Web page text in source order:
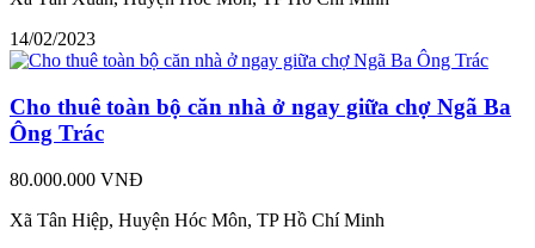
14/02/2023
Cho thuê toàn bộ căn nhà ở ngay giữa chợ Ngã Ba
Ông Trác
80.000.000 VNĐ
Xã Tân Hiệp, Huyện Hóc Môn, TP Hồ Chí Minh